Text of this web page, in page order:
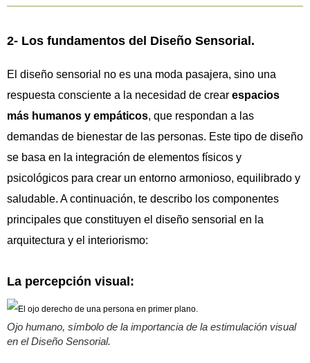
2- Los fundamentos del Diseño Sensorial.
El diseño sensorial no es una moda pasajera, sino una
respuesta consciente a la necesidad de crear espacios
más humanos y empáticos, que respondan a las
demandas de bienestar de las personas. Este tipo de diseño
se basa en la integración de elementos físicos y
psicológicos para crear un entorno armonioso, equilibrado y
saludable. A continuación, te describo los componentes
principales que constituyen el diseño sensorial en la
arquitectura y el interiorismo:
La percepción visual:
Ojo humano, símbolo de la importancia de la estimulación visual
en el Diseño Sensorial.